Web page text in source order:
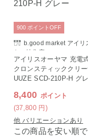
b.good market アイリ
ヤマ特集店
アイリスオーヤマ 充電
クロンスティッククリ
UUZE SCD-210P-H グ
8,400 ポイント
(37,800 円)
900 ポイント OFF
他 バリエーションあり
この商品を安い順